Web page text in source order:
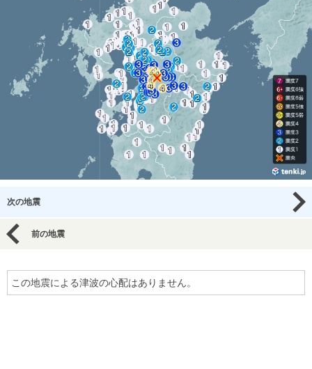
次の地震
前の地震
この地震による津波の心配はありません。